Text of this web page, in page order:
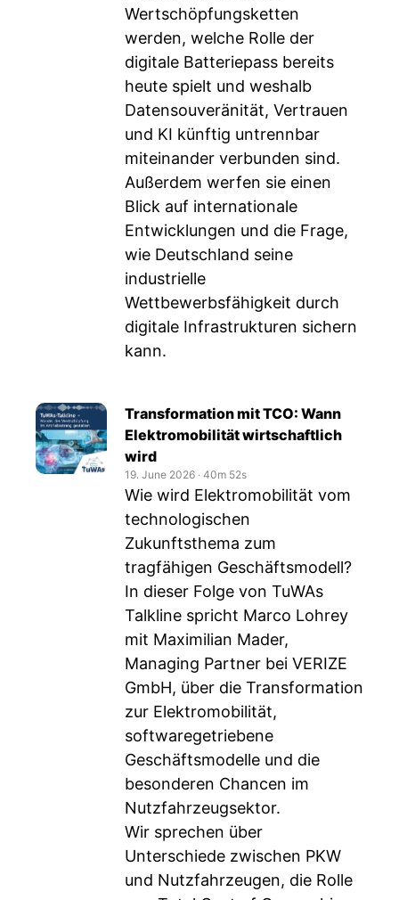
Wertschöpfungsketten
werden, welche Rolle der
digitale Batteriepass bereits
heute spielt und weshalb
Datensouveränität, Vertrauen
und KI künftig untrennbar
miteinander verbunden sind.
Außerdem werfen sie einen
Blick auf internationale
Entwicklungen und die Frage,
wie Deutschland seine
industrielle
Wettbewerbsfähigkeit durch
digitale Infrastrukturen sichern
kann.
Transformation mit TCO: Wann
Elektromobilität wirtschaftlich
wird
19. June 2026 ‧ 40m 52s
Wie wird Elektromobilität vom
technologischen
Zukunftsthema zum
tragfähigen Geschäftsmodell?
In dieser Folge von TuWAs
Talkline spricht Marco Lohrey
mit Maximilian Mader,
Managing Partner bei VERIZE
GmbH, über die Transformation
zur Elektromobilität,
softwaregetriebene
Geschäftsmodelle und die
besonderen Chancen im
Nutzfahrzeugsektor.
Wir sprechen über
Unterschiede zwischen PKW
und Nutzfahrzeugen, die Rolle